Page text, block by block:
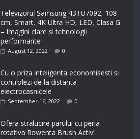
Televizorul Samsung 43TU7092, 108
cm, Smart, 4K Ultra HD, LED, Clasa G
– Imagini clare si tehnologii
performante
August 12, 2022 0
Cu o priza inteligenta economisesti si
controlezi de la distanta
electrocasnicele
September 16, 2022 0
Ofera stralucire parului cu peria
rotativa Rowenta Brush Activ’